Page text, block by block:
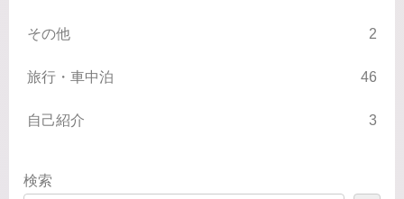
その他 2
旅行・車中泊 46
自己紹介 3
検索